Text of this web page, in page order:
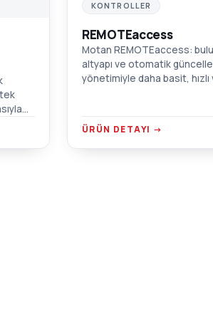
KONTROLLER
REMOTEaccess
Motan REMOTEaccess:
altyapı ve otomatik
yönetimiyle daha basit, hızlı
ÜRÜN DETAYI →